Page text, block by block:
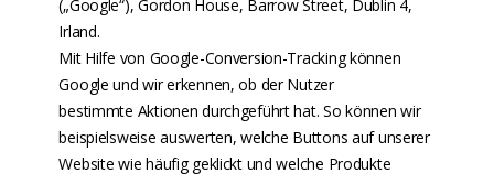
(„Google“), Gordon House, Barrow Street, Dublin 4,
Irland.
Mit Hilfe von Google-Conversion-Tracking können
Google und wir erkennen, ob der Nutzer
bestimmte Aktionen durchgeführt hat. So können wir
beispielsweise auswerten, welche Buttons auf unserer
Website wie häufig geklickt und welche Produkte